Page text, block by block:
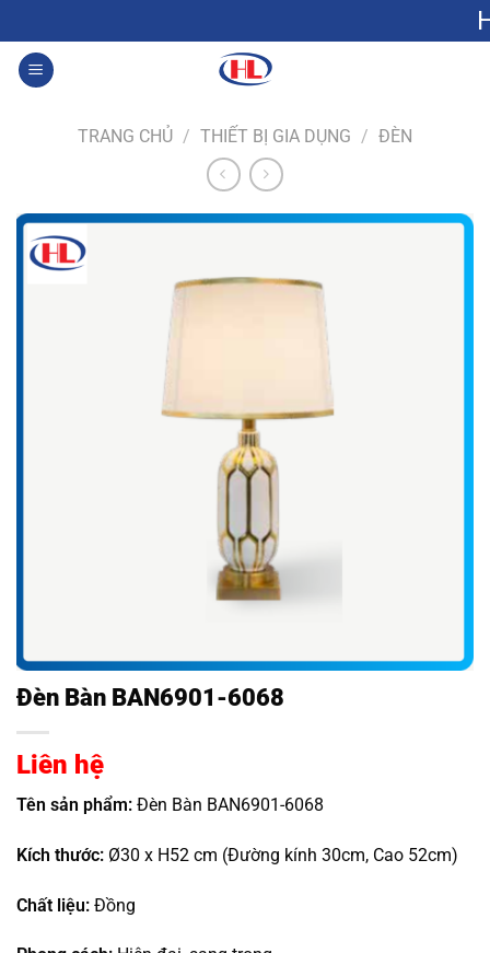
qua
nội
dung
Hưng
TRANG CHỦ / THIẾT BỊ GIA DỤNG / ĐÈN
Đèn Bàn BAN6901-6068
Liên hệ
Tên sản phẩm: Đèn Bàn BAN6901-6068
Kích thước: Ø30 x H52 cm (Đường kính 30cm, Cao 52cm)
Chất liệu: Đồng